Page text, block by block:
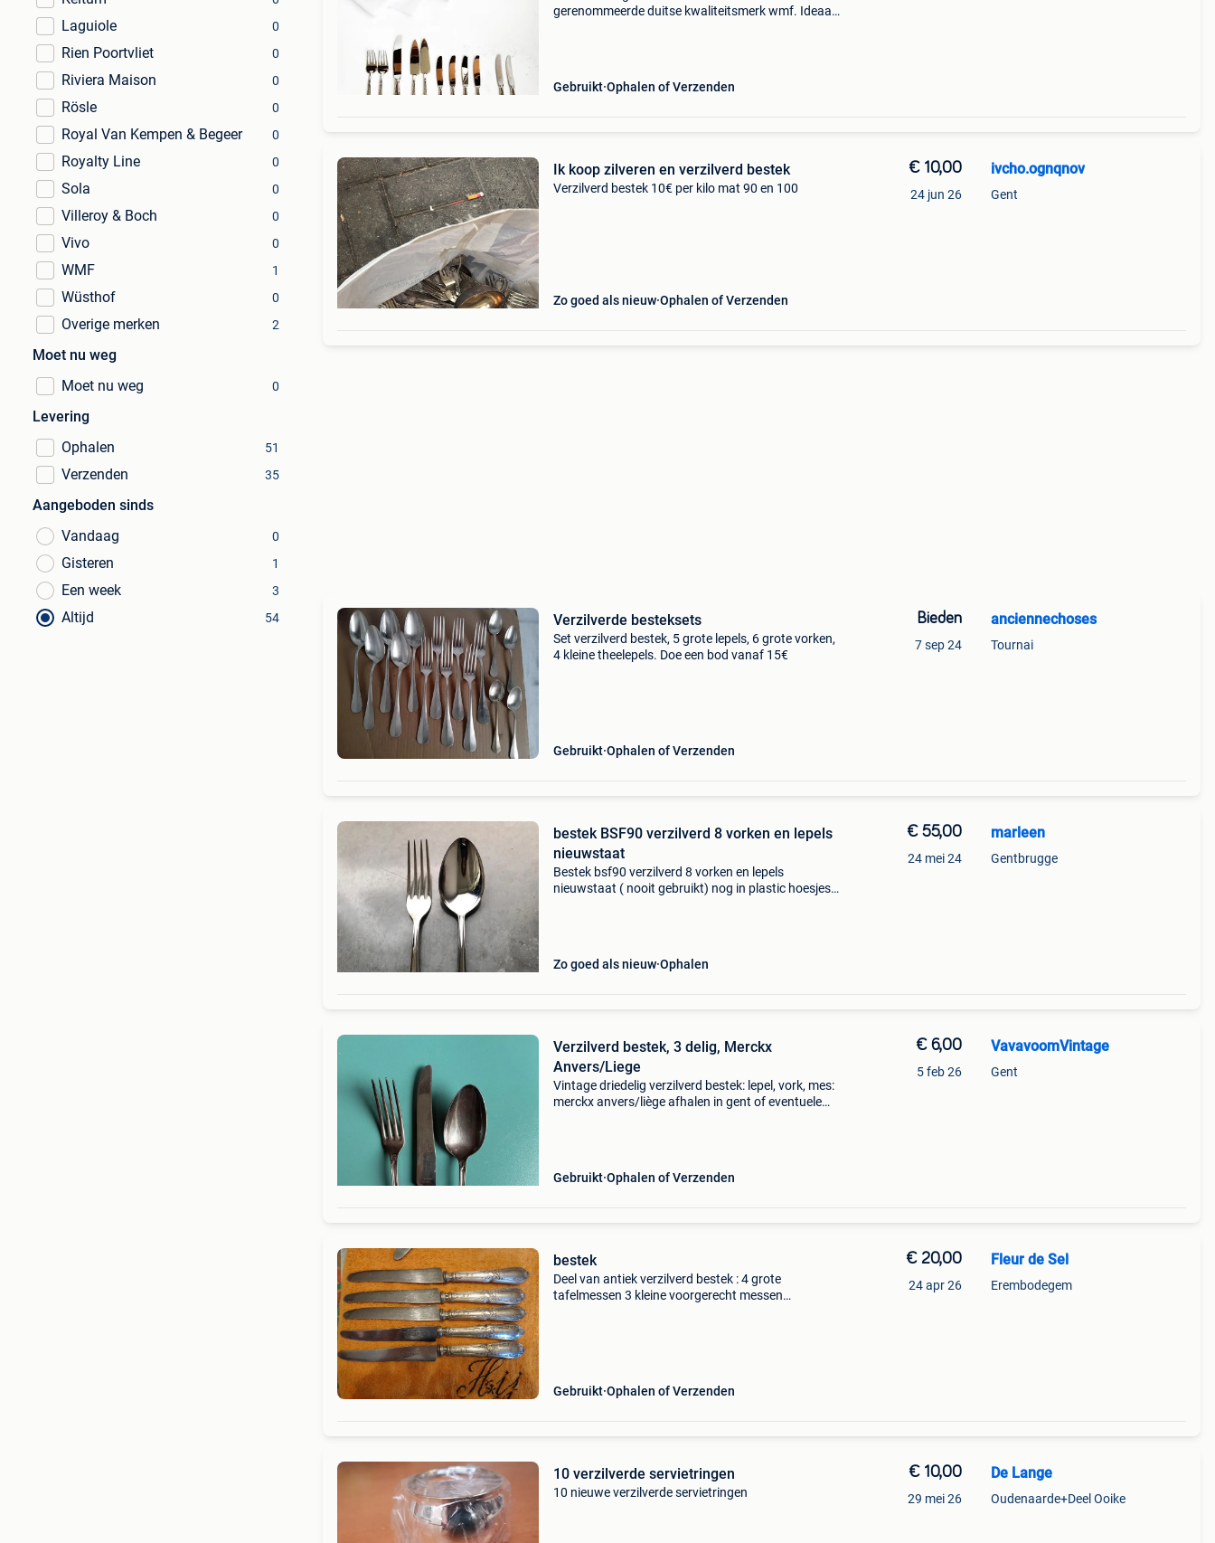
Laguiole 0
Rien Poortvliet 0
Riviera Maison 0
Rösle 0
Royal Van Kempen & Begeer 0
Royalty Line 0
Sola 0
Villeroy & Boch 0
Vivo 0
WMF 1
Wüsthof 0
Overige merken 2
Moet nu weg
Moet nu weg
0
Levering
Ophalen
51
Verzenden 35
Aangeboden sinds
Vandaag
0
Gisteren 1
Een week 3
Altijd 54
gerenommeerde duitse kwaliteitsmerk wmf. Ideaal
Gebruikt Ophalen of Verzenden
Ik koop zilveren en verzilverd bestek
Verzilverd bestek 10€ per kilo mat 90 en 100
Zo goed als nieuw Ophalen of Verzenden
€ 10,00
24 jun 26
ivcho.ognqnov
Gent
Verzilverde besteksets
Set verzilverd bestek, 5 grote lepels, 6 grote vorken,
4 kleine theelepels. Doe een bod vanaf 15€
Gebruikt Ophalen of Verzenden
Bieden
7 sep 24
anciennechoses
Tournai
bestek BSF90 verzilverd 8 vorken en lepels
nieuwstaat
Bestek bsf90 verzilverd 8 vorken en lepels
nieuwstaat ( nooit gebruikt) nog in plastic hoesjes
Zo goed als nieuw Ophalen
€ 55,00
24 mei 24
marleen
Gentbrugge
Verzilverd bestek, 3 delig, Merckx
Anvers/Liege
Vintage driedelig verzilverd bestek: lepel, vork, mes:
merckx anvers/liège afhalen in gent of eventuele
Gebruikt Ophalen of Verzenden
€ 6,00
5 feb 26
VavavoomVintage
Gent
bestek
Deel van antiek verzilverd bestek : 4 grote
tafelmessen 3 kleine voorgerecht messen
Gebruikt Ophalen of Verzenden
€ 20,00
24 apr 26
Fleur de Sel
Erembodegem
10 verzilverde servietringen
10 nieuwe verzilverde servietringen
€ 10,00
29 mei 26
De Lange
Oudenaarde+Deel Ooike